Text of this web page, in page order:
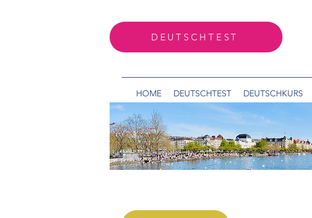
DEUTSCHTEST
HOME DEUTSCHTEST DEUTSCHKURS